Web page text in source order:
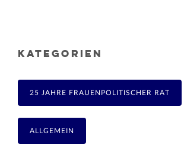
KATEGORIEN
25 JAHRE FRAUENPOLITISCHER RAT
ALLGEMEIN